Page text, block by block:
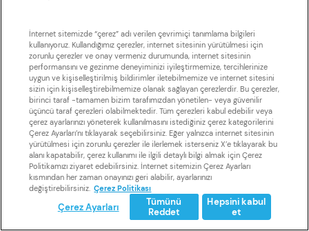
İnternet sitemizde “çerez” adı verilen çevrimiçi tanımlama bilgileri
kullanıyoruz. Kullandığımız çerezler, internet sitesinin yürütülmesi için
zorunlu çerezler ve onay vermeniz durumunda, internet sitesinin
performansını ve gezinme deneyiminizi iyileştirmemize, tercihlerinize
uygun ve kişiselleştirilmiş bildirimler iletebilmemize ve internet sitesini
sizin için kişiselleştirebilmemize olanak sağlayan çerezlerdir. Bu çerezler,
birinci taraf -tamamen bizim tarafımızdan yönetilen- veya güvenilir
üçüncü taraf çerezleri olabilmektedir. Tüm çerezleri kabul edebilir veya
çerez ayarlarınızı yöneterek kullanılmasını istediğiniz çerez kategorilerini
Çerez Ayarları’nı tıklayarak seçebilirsiniz. Eğer yalnızca internet sitesinin
yürütülmesi için zorunlu çerezler ile ilerlemek isterseniz X’e tıklayarak bu
alanı kapatabilir, çerez kullanımı ile ilgili detaylı bilgi almak için Çerez
Politikamızı ziyaret edebilirsiniz. İnternet sitemizin Çerez Ayarları
kısmından her zaman onayınızı geri alabilir, ayarlarınızı
değiştirebilirsiniz. Çerez Politikası
Çerez Ayarları
Tümünü
Reddet
Hepsini kabul
et